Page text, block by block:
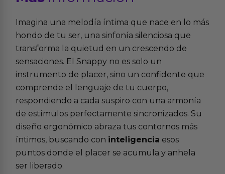
Imagina una melodía íntima que nace en lo más
hondo de tu ser, una sinfonía silenciosa que
transforma la quietud en un crescendo de
sensaciones. El Snappy no es solo un
instrumento de placer, sino un confidente que
comprende el lenguaje de tu cuerpo,
respondiendo a cada suspiro con una armonía
de estímulos perfectamente sincronizados. Su
diseño ergonómico abraza tus contornos más
íntimos, buscando con inteligencia esos
puntos donde el placer se acumula y anhela
ser liberado.